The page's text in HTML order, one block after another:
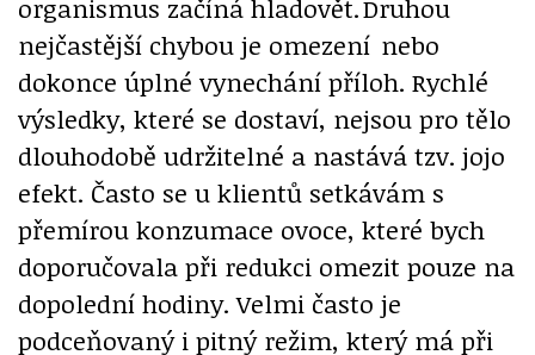
organismus začíná hladovět. Druhou
nejčastější chybou je omezení nebo
dokonce úplné vynechání příloh. Rychlé
výsledky, které se dostaví, nejsou pro tělo
dlouhodobě udržitelné a nastává tzv. jojo
efekt. Často se u klientů setkávám s
přemírou konzumace ovoce, které bych
doporučovala při redukci omezit pouze na
dopolední hodiny. Velmi často je
podceňovaný i pitný režim, který má při